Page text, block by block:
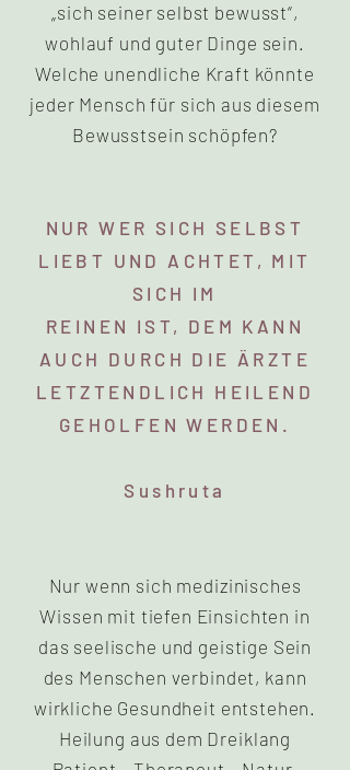
„sich seiner selbst bewusst“,
wohlauf und guter Dinge sein.
Welche unendliche Kraft könnte
jeder Mensch für sich aus diesem
Bewusstsein schöpfen?
NUR WER SICH SELBST
LIEBT UND ACHTET, MIT
SICH IM
REINEN IST, DEM KANN
AUCH DURCH DIE ÄRZTE
LETZTENDLICH HEILEND
GEHOLFEN WERDEN.
Sushruta
Nur wenn sich medizinisches
Wissen mit tiefen Einsichten in
das seelische und geistige Sein
des Menschen verbindet, kann
wirkliche Gesundheit entstehen.
Heilung aus dem Dreiklang